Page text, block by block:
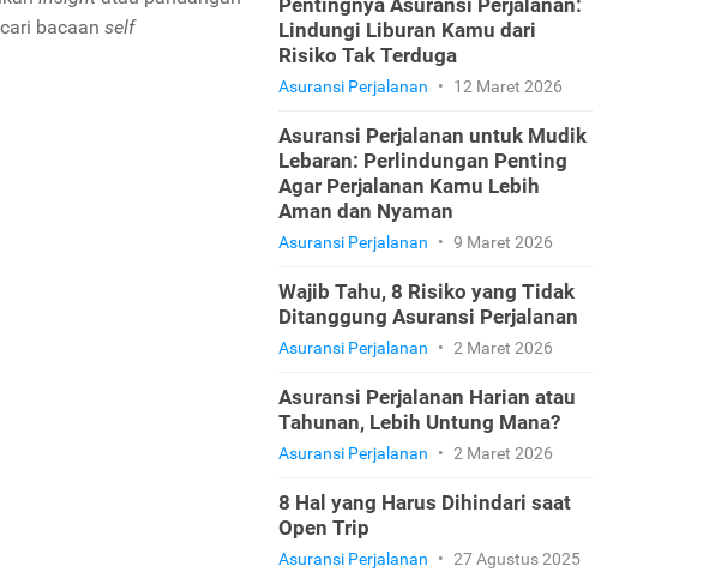
bacaan self
Pentingnya Asuransi Perjalanan:
Lindungi Liburan Kamu dari
Risiko Tak Terduga
Asuransi Perjalanan • 12 Maret 2026
Asuransi Perjalanan untuk Mudik
Lebaran: Perlindungan Penting
Agar Perjalanan Kamu Lebih
Aman dan Nyaman
Asuransi Perjalanan • 9 Maret 2026
Wajib Tahu, 8 Risiko yang Tidak
Ditanggung Asuransi Perjalanan
Asuransi Perjalanan • 2 Maret 2026
Asuransi Perjalanan Harian atau
Tahunan, Lebih Untung Mana?
Asuransi Perjalanan • 2 Maret 2026
8 Hal yang Harus Dihindari saat
Open Trip
Asuransi Perjalanan • 27 Agustus 2025